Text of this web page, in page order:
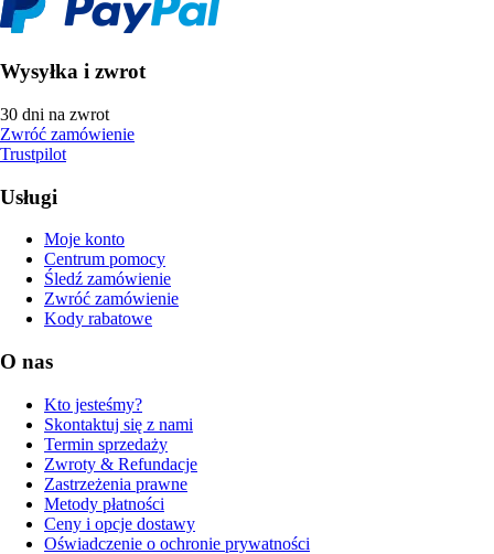
Wysyłka i zwrot
30 dni na zwrot
Zwróć zamówienie
Trustpilot
Usługi
Moje konto
Centrum pomocy
Śledź zamówienie
Zwróć zamówienie
Kody rabatowe
O nas
Kto jesteśmy?
Skontaktuj się z nami
Termin sprzedaży
Zwroty & Refundacje
Zastrzeżenia prawne
Metody płatności
Ceny i opcje dostawy
Oświadczenie o ochronie prywatności